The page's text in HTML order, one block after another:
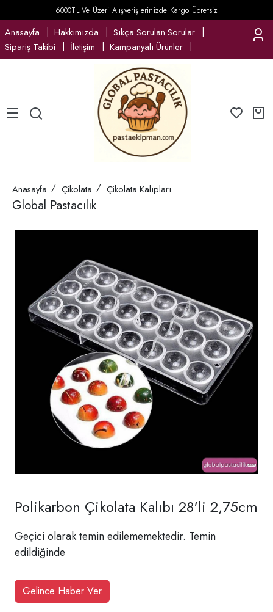
6000TL Ve Üzeri Alışverişlerinizde Kargo Ücretsiz
Anasayfa Hakkımızda
Sıkça Sorulan Sorular
Sipariş Takibi
İletişim Kampanyalı Ürünler
Anasayfa Çikolata Çikolata Kalıpları
Global Pastacılık
Polikarbon Çikolata Kalıbı 28'li 2,75cm
Geçici olarak temin edilememektedir. Temin
edildiğinde
Gelince Haber Ver